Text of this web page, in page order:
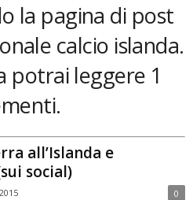
la pagina di post
calcio islanda.
potrai leggere 1
all’Islanda e
social)
0